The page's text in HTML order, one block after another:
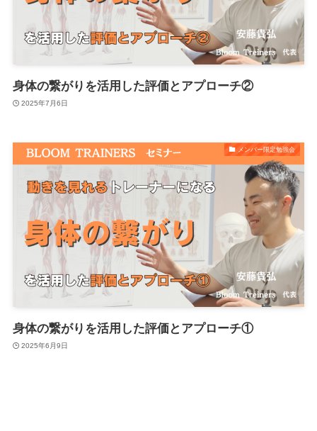
身体の繋がりを活用した評価とアプローチ②
2025年7月6日
メンバー限定勉強会
身体の繋がりを活用した評価とアプローチ①
2025年6月9日